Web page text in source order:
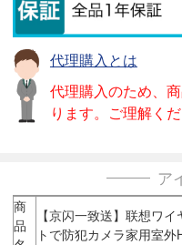
代理購入とは
代理購入のため、
ります。ご理解くだ
ア
商
品
【京闪一致送】联想ワ
トで防犯カメラ家用室